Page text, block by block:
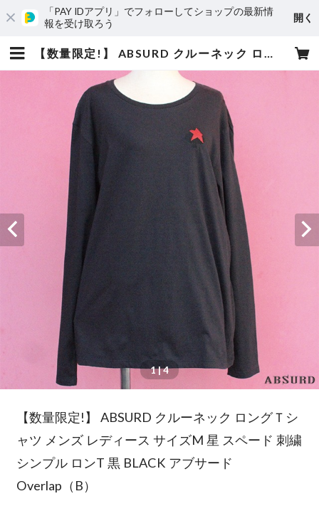
「PAY IDアプリ」でフォローしてショップの最新情
報を受け取ろう
開く
【数量限定!】 ABSURD クルーネック ロングＴシャツ メンズ レディース サイズM 星 スペード 刺繍 シンプル ロンT 黒 BLACK アブサード Overlap（B） | absurd
1| 4
【数量限定!】 ABSURD クルーネック ロングＴシ
ャツ メンズ レディース サイズM 星 スペード 刺繍
シンプル ロンT 黒 BLACK アブサード
Overlap（B）